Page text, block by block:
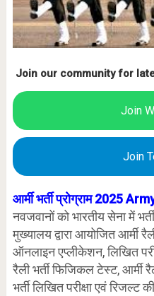
Join our community for
Join
Join
आर्मी भर्ती प्रोग्राम 2025
नवजवानों को भारतीय सेना में
मुख्यालय द्वारा आयोजित आर्मी
ऑनलाइन एप्लीकेशन, लिखित
रैली भर्ती फिजिकल टेस्ट, आर्मी
भर्ती लिखित परीक्षा एवं रिजल्ट